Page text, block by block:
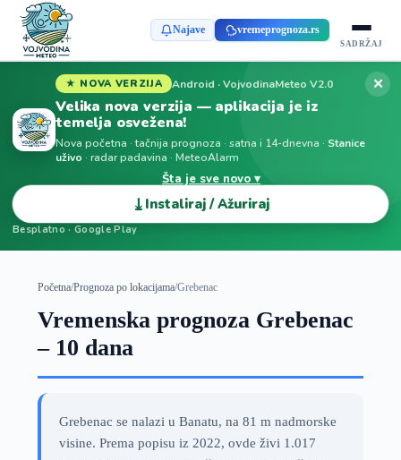
Najave vremeprognoza.rs
SADRŽAJ
★ NOVA VERZIJA Android · VojvodinaMeteo V2.0
Velika nova verzija — aplikacija je iz
temelja osvežena!
Nova početna · tačnija prognoza · satna i 14-dnevna · Stanice
uživo · radar padavina · MeteoAlarm
Šta je sve novo ▾
⤓ Instaliraj / Ažuriraj
Besplatno · Google Play
✕
Početna/Prognoza po lokacijama/Grebenac
Vremenska prognoza Grebenac
– 10 dana
Grebenac se nalazi u Banatu, na 81 m nadmorske
visine. Prema popisu iz 2022, ovde živi 1.017